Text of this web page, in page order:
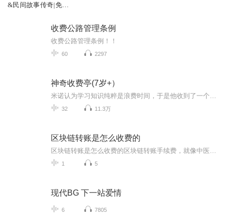
&民间故事传奇|免费
收费公路管理条例
收费公路管理条例！！
60 2297
神奇收费亭(7岁+）
32 11.3万
区块链转账是怎么收费的
1 5
现代BG 下一站爱情
6 7805